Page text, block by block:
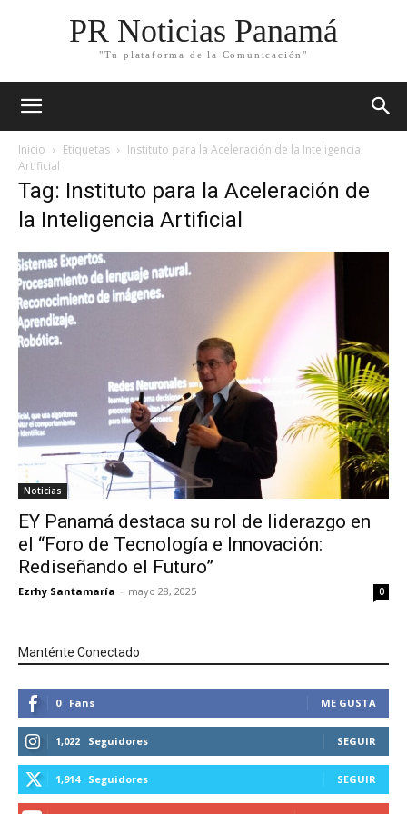
PR Noticias Panamá
"Tu plataforma de la Comunicación"
Inicio Etiquetas
Instituto para la Aceleración de la Inteligencia
Artificial
Tag: Instituto para la Aceleración de
la Inteligencia Artificial
Noticias
EY Panamá destaca su rol de liderazgo en
el “Foro de Tecnología e Innovación:
Rediseñando el Futuro”
Ezrhy Santamaría - mayo 28, 2025 0
Manténte Conectado
0 Fans ME GUSTA
1,022 Seguidores SEGUIR
1,914 Seguidores SEGUIR